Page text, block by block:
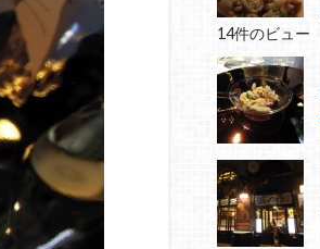
14件のビュー